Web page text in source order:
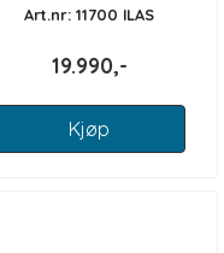
Art.nr: 11700 ILAS
19.990,-
Kjøp